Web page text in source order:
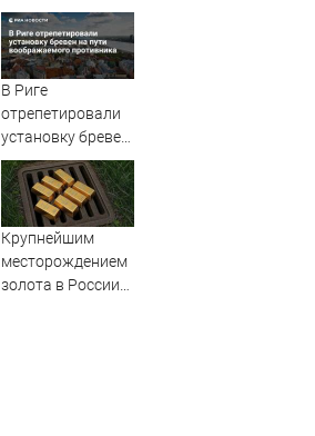
из круиза вместе
с сыном
В Риге
отрепетировали
установку бревен
на пути
воображаемого
противника
Крупнейшим
месторождением
золота в России